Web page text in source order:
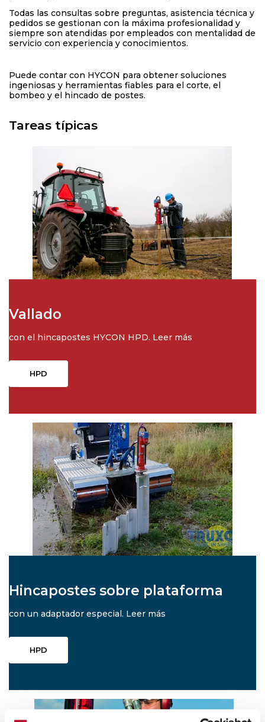
Todas las consultas sobre preguntas, asistencia técnica y
pedidos se gestionan con la máxima profesionalidad y
siempre son atendidas por empleados con mentalidad de
servicio con experiencia y conocimientos.
Puede contar con HYCON para obtener soluciones
ingeniosas y herramientas fiables para el corte, el
bombeo y el hincado de postes.
Tareas típicas
Vallado
con el hincapostes HYCON HPD. Leer más
HPD
Hincapostes sobre plataforma
con un adaptador especial. Leer más
HPD